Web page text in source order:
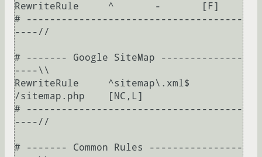
RewriteRule	^	-	[F]
# -------------------------------------
----//
# ------- Google SiteMap --------------
----\\
RewriteRule	^sitemap\.xml$
/sitemap.php	[NC,L]
# -------------------------------------
----//
# ------- Common Rules ----------------